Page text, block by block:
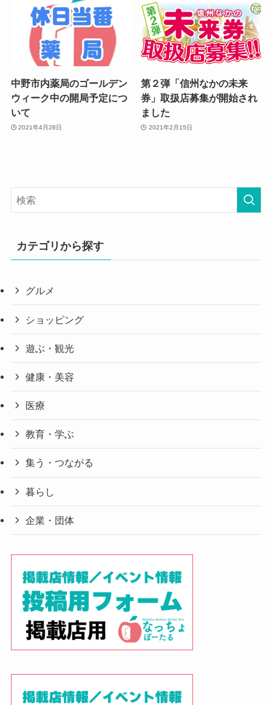
中野市内薬局のゴールデン
ウィーク中の開局予定につ
いて
2021年4月28日
第２弾「信州なかの未来
券」取扱店募集が開始され
ました
2021年2月15日
カテゴリから探す
グルメ
ショッピング
遊ぶ・観光
健康・美容
医療
教育・学ぶ
集う・つながる
暮らし
企業・団体